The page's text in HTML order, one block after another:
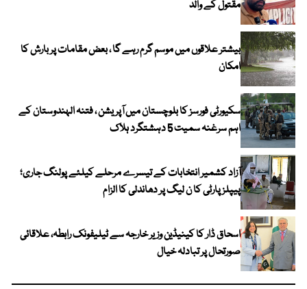
مقتول کے والد
بیشتر علاقوں میں موسم گرم رہے گا ، بعض مقامات پر بارش کا
امکان
سکیورٹی فورسز کا بلوچستان میں آپریشن ، فتنہ الہندوستان کے
اہم سرغنہ سمیت 5 دہشتگرد ہلاک
آزاد کشمیر انتخابات کے تیسرے مرحلے کیلئے پولنگ جاری؛
پیپلز پارٹی کا ن لیگ پر دھاندلی کا الزام
اسحاق ڈار کا کینیڈین وزیر خارجہ سے ٹیلیفونک رابطہ، علاقائی
صورتحال پر تبادلہ خیال